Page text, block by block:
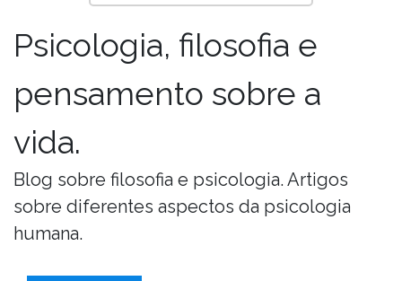
Psicologia, filosofia e
pensamento sobre a
vida.
Blog sobre filosofia e psicologia. Artigos
sobre diferentes aspectos da psicologia
humana.